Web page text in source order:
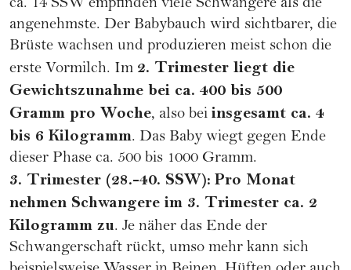
ca. 14 SSW empfinden viele Schwangere als die
angenehmste. Der Babybauch wird sichtbarer, die
Brüste wachsen und produzieren meist schon die
erste Vormilch. Im 2. Trimester liegt die
Gewichtszunahme bei ca. 400 bis 500
Gramm pro Woche, also bei insgesamt ca. 4
bis 6 Kilogramm. Das Baby wiegt gegen Ende
dieser Phase ca. 500 bis 1000 Gramm.
3. Trimester (28.-40. SSW): Pro Monat
nehmen Schwangere im 3. Trimester ca. 2
Kilogramm zu. Je näher das Ende der
Schwangerschaft rückt, umso mehr kann sich